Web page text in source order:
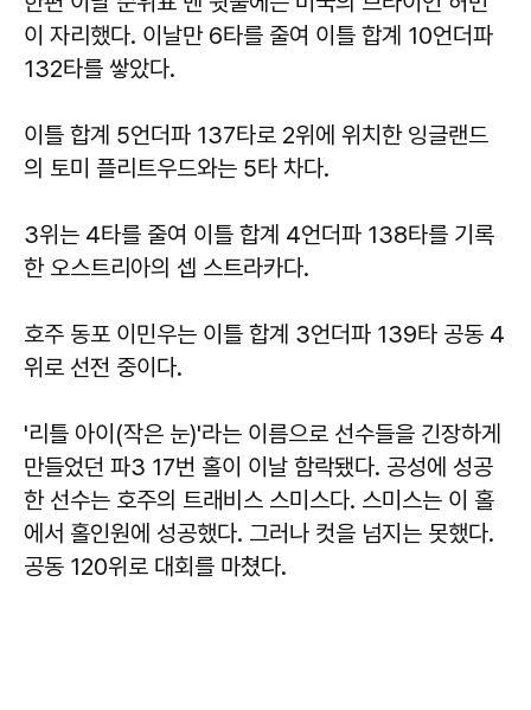
이 자리했다. 이날만 6타를 줄여 이틀 합계 10언더파
132타를 쌓았다.
이틀 합계 5언더파 137타로 2위에 위치한 잉글랜드
의 토미 플리트우드와는 5타 차다.
3위는 4타를 줄여 이틀 합계 4언더파 138타를 기록
한 오스트리아의 셉 스트라카다.
호주 동포 이민우는 이틀 합계 3언더파 139타 공동 4
위로 선전 중이다.
'리틀 아이(작은 눈)'라는 이름으로 선수들을 긴장하게
만들었던 파3 17번 홀이 이날 함락됐다. 공성에 성공
한 선수는 호주의 트래비스 스미스다. 스미스는 이 홀
에서 홀인원에 성공했다. 그러나 컷을 넘지는 못했다.
공동 120위로 대회를 마쳤다.